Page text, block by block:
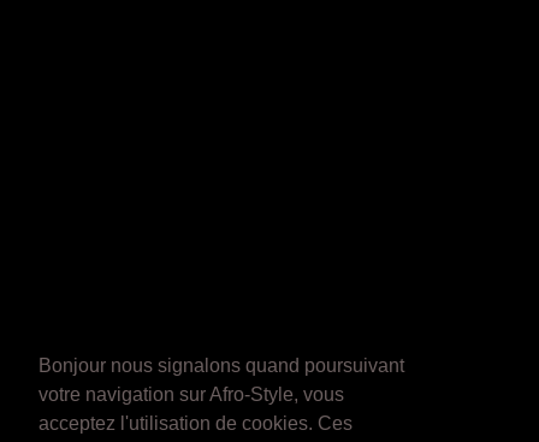
Bonjour nous signalons quand poursuivant
votre navigation sur Afro-Style, vous
acceptez l'utilisation de cookies. Ces